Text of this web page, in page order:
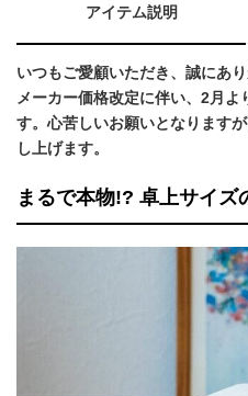
アイテム説明
いつもご愛顧いただき、誠にあり
メーカー価格改定に伴い、2月
す。心苦しいお願いとなります
し上げます。
まるで本物!? 卓上サイズ